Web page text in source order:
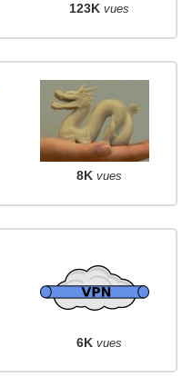
123K vues
8K vues
6K vues